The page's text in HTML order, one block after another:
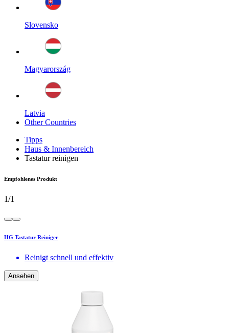
Slovensko
Magyarország
Latvia
Other Countries
Tipps
Haus & Innenbereich
Tastatur reinigen
Empfohlenes Produkt
1/1
HG Tastatur Reiniger
Reinigt schnell und effektiv
Ansehen